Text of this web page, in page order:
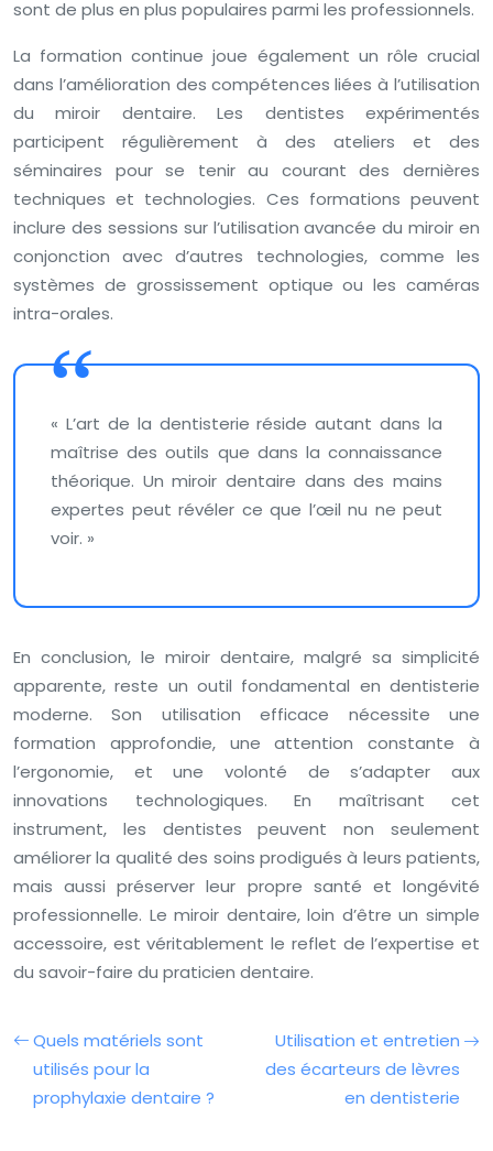
sont de plus en plus populaires parmi les professionnels.
La formation continue joue également un rôle crucial
dans l’amélioration des compétences liées à l’utilisation
du miroir dentaire. Les dentistes expérimentés
participent régulièrement à des ateliers et des
séminaires pour se tenir au courant des dernières
techniques et technologies. Ces formations peuvent
inclure des sessions sur l’utilisation avancée du miroir en
conjonction avec d’autres technologies, comme les
systèmes de grossissement optique ou les caméras
intra-orales.
« L’art de la dentisterie réside autant dans la
maîtrise des outils que dans la connaissance
théorique. Un miroir dentaire dans des mains
expertes peut révéler ce que l’œil nu ne peut
voir. »
En conclusion, le miroir dentaire, malgré sa simplicité
apparente, reste un outil fondamental en dentisterie
moderne. Son utilisation efficace nécessite une
formation approfondie, une attention constante à
l’ergonomie, et une volonté de s’adapter aux
innovations technologiques. En maîtrisant cet
instrument, les dentistes peuvent non seulement
améliorer la qualité des soins prodigués à leurs patients,
mais aussi préserver leur propre santé et longévité
professionnelle. Le miroir dentaire, loin d’être un simple
accessoire, est véritablement le reflet de l’expertise et
du savoir-faire du praticien dentaire.
Quels matériels sont
utilisés pour la
prophylaxie dentaire ?
Utilisation et entretien
des écarteurs de lèvres
en dentisterie